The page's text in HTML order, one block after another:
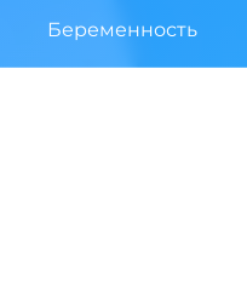
Беременность